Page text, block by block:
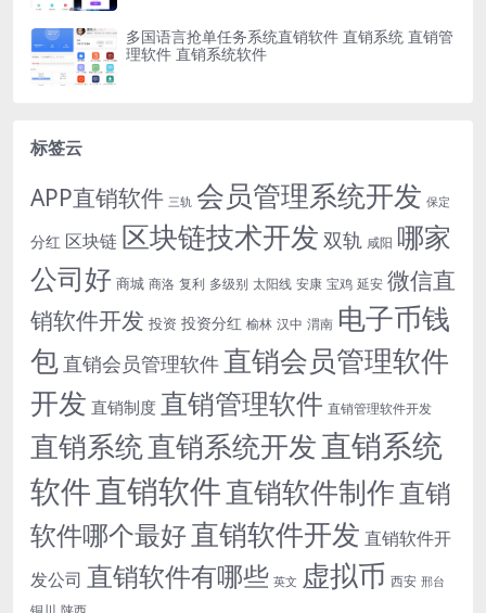
多国语言抢单任务系统直销软件 直销系统 直销管
理软件 直销系统软件
标签云
APP直销软件 三轨 会员管理系统开发 保定
分红 区块链 区块链技术开发 双轨 咸阳 哪家
公司好 商城 商洛 复利 多级别 太阳线 安康 宝鸡 延安 微信直
销软件开发 投资 投资分红 榆林 汉中 渭南 电子币钱
包 直销会员管理软件 直销会员管理软件
开发 直销制度 直销管理软件 直销管理软件开发
直销系统直销系统开发直销系统
软件直销软件直销软件制作直销
软件哪个最好直销软件开发 直销软件开
发公司 直销软件有哪些 英文 虚拟币 西安 邢台